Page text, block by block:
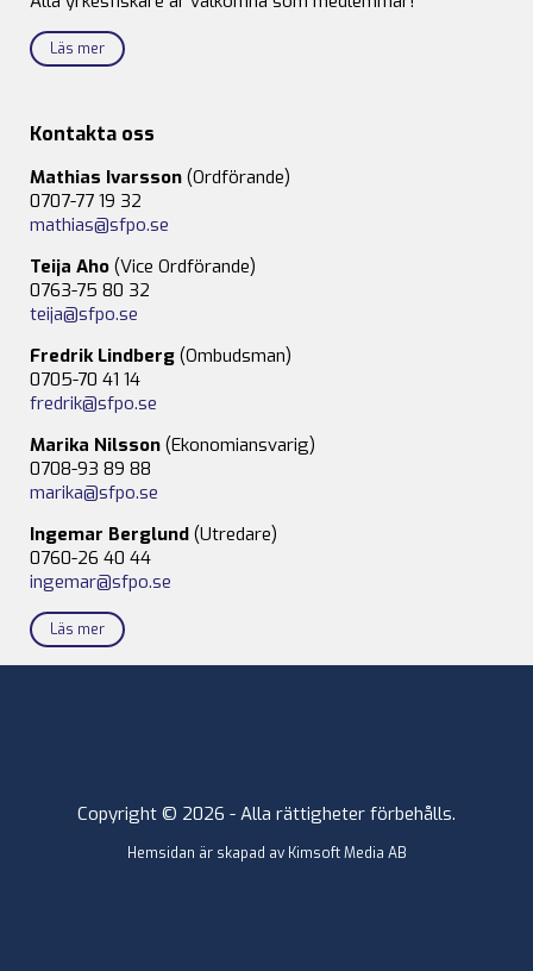
Läs mer
Kontakta oss
Mathias Ivarsson (Ordförande)
0707-77 19 32
mathias@sfpo.se
Teija Aho (Vice Ordförande)
0763-75 80 32
teija@sfpo.se
Fredrik Lindberg (Ombudsman)
0705-70 41 14
fredrik@sfpo.se
Marika Nilsson (Ekonomiansvarig)
0708-93 89 88
marika@sfpo.se
Ingemar Berglund (Utredare)
0760-26 40 44
ingemar@sfpo.se
Läs mer
Copyright © 2026 - Alla rättigheter förbehålls.
Hemsidan är skapad av Kimsoft Media AB